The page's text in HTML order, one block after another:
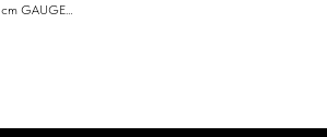
GAUGE